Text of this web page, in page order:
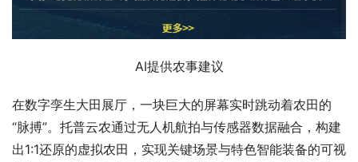
AI提供农事建议
在数字孪生大田展厅，一块巨大的屏幕实时跳动着农田的
“脉搏”。托普云农通过无人机航拍与传感器数据融合，构建
出1:1还原的虚拟农田，实现关键场景与特色智能装备的可视